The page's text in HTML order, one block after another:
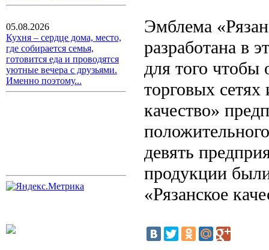
05.08.2026
Кухня – сердце дома, место,
где собирается семья,
готовится еда и проводятся
уютные вечера с друзьями.
Именно поэтому...
Эмблема
разработана в
для того чтобы
торговых
качество»
девять
продукции
«Рязанское